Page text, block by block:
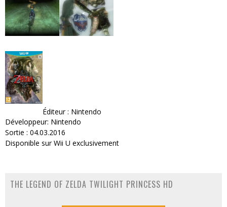
Éditeur : Nintendo
Développeur: Nintendo
Sortie : 04.03.2016
Disponible sur Wii U exclusivement
THE LEGEND OF ZELDA TWILIGHT PRINCESS HD